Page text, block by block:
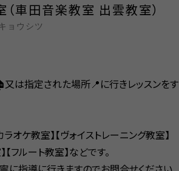
（車田音楽教室 出雲教室）
ョウシツ
は指定された場所📍に行きレッスンをす
ラオケ教室】【ヴォイストレーニング教室】
フルート教室】などです。